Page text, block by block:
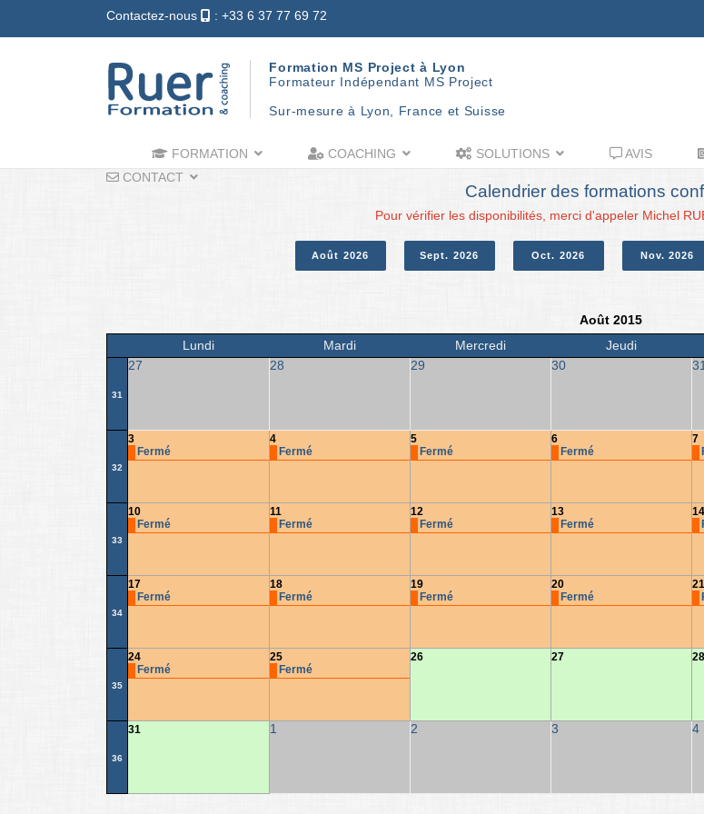
Contactez-nous : +33 6 37 77 69 72
Formation MS Project à Lyon
Formateur Indépendant MS Project
Sur-mesure à Lyon, France et Suisse
FORMATION COACHING SOLUTIONS AVIS
CONTACT
Calendrier des formations
Pour vérifier les disponibilités, merci d'appeler Michel
Août 2026 Sept. 2026 Oct. 2026 Nov. 2026
Août 2015
Lundi
Mardi Mercredi Jeudi
31
27 28 29 30 31
32
3
Fermé
4
Fermé
5
Fermé
6
Fermé
7
33
10
Fermé
11
Fermé
12
Fermé
13
Fermé
14
34
17
Fermé
18
Fermé
19
Fermé
20
Fermé
21
35
24
Fermé
25
Fermé
26 27 28
36
31 1 2 3 4